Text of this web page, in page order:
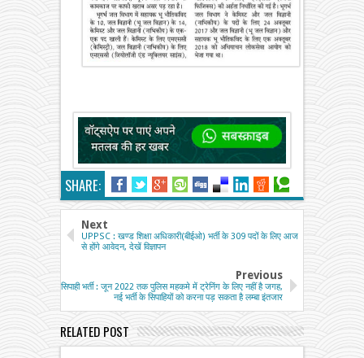
SHARE:
Next
UPPSC : खण्ड शिक्षा अधिकारी(बीईओ) भर्ती के 309 पदों के लिए आज
से होंगे आवेदन, देखें विज्ञापन
Previous
सिपाही भर्ती : जून 2022 तक पुलिस महकमे में ट्रेनिंग के लिए नहीं है जगह,
नई भर्ती के सिपाहियों को करना पड़ सकता है लम्बा इंतजार
RELATED POST